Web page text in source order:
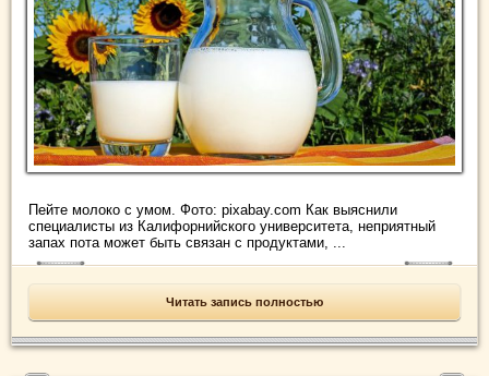
Пейте молоко с умом. Фото: pixabay.com Как выяснили
специалисты из Калифорнийского университета, неприятный
запах пота может быть связан с продуктами, ...
Читать запись полностью